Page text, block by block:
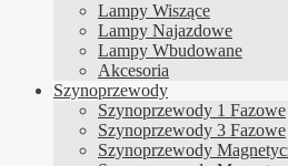
Lampy Wiszące
Lampy Najazdowe
Lampy Wbudowane
Akcesoria
Szynoprzewody
Szynoprzewody 1 Fazowe
Szynoprzewody 3 Fazowe
Szynoprzewody